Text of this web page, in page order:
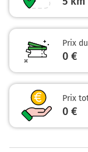
Prix
0 €
Prix
0 €